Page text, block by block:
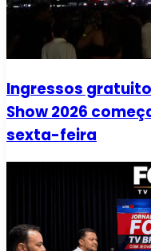
Ingressos
Show 2026
sexta-feira